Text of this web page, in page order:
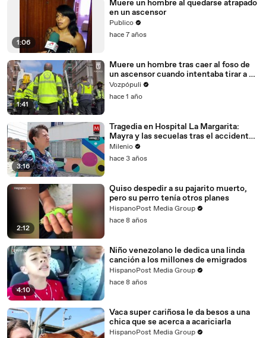
1:06
Muere un hombre al quedarse atrapado
en un ascensor
Publico
hace 7 años
1:41
Muere un hombre tras caer al foso de
un ascensor cuando intentaba tirar a su
mujer
Vozpópuli
hace 1 año
3:16
Tragedia en Hospital La Margarita:
Mayra y las secuelas tras el accidente
de elevador
Milenio
hace 3 años
2:12
Quiso despedir a su pajarito muerto,
pero su perro tenía otros planes
HispanoPost Media Group
hace 8 años
4:10
Niño venezolano le dedica una linda
canción a los millones de emigrados
HispanoPost Media Group
hace 8 años
Vaca super cariñosa le da besos a una
chica que se acerca a acariciarla
HispanoPost Media Group